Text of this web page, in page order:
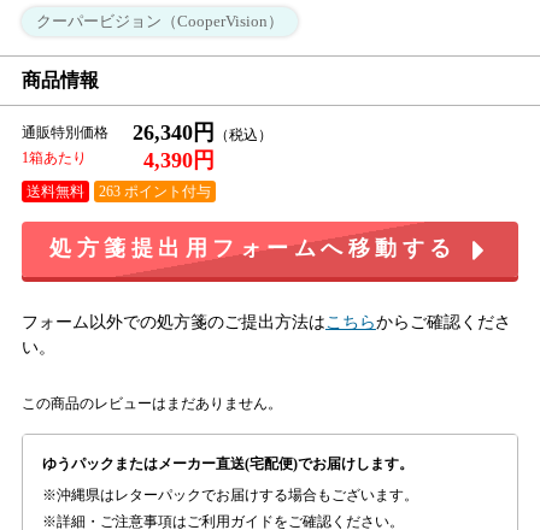
クーパービジョン（CooperVision）
商品情報
通販特別価格 26,340円
1箱あたり 4,390円
送料無料 263 ポイント付与
処方箋提出用フォームへ移動する
フォーム以外での処方箋のご提出方法は こちらからご確認くださ
い。
この商品のレビューはまだありません。
ゆうパックまたはメーカー直送(宅配便)でお届けします。
沖縄県はレターパックでお届けする場合もございます。
詳細・ご注意事項はご利用ガイドをご確認ください。